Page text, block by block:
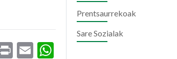
PrintEmailWhatsApp
Prentsaurrekoak
Sare Sozialak